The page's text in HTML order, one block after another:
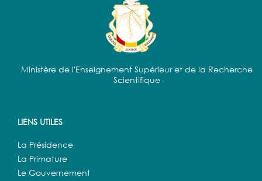
Ministère de l'Enseignement Supérieur et de la Recherche
Scientifique
LIENS UTILES
La Présidence
La Primature
Le Gouvernement